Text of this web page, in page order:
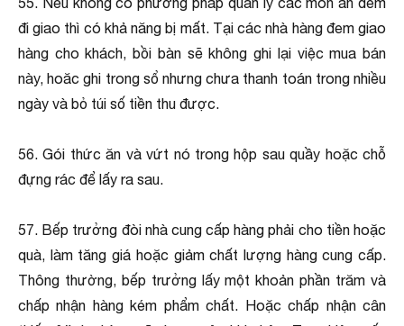
đi giao thì có khả năng bị mất. Tại các nhà hàng đem giao
hàng cho khách, bồi bàn sẽ không ghi lại việc mua bán
này, hoăc ghi trong sổ nhưng chưa thanh toán trong nhiều
ngày và bỏ túi số tiền thu được.
56. Gói thức ăn và vứt nó trong hộp sau quầy hoặc chỗ
đựng rác để lấy ra sau.
57. Bếp trưởng đòi nhà cung cấp hàng phải cho tiền hoặc
quà, làm tăng giá hoặc giảm chất lượng hàng cung cấp.
Thông thường, bếp trưởng lấy một khoản phần trăm và
chấp nhận hàng kém phẩm chất. Hoặc chấp nhận cân